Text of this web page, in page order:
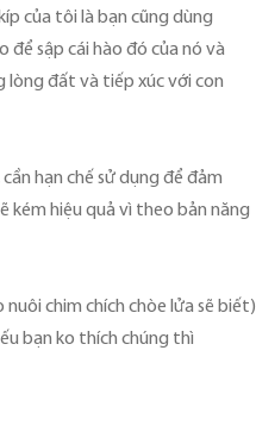
của tôi là bạn cũng dùng
sập cái hào đó của nó và
lòng đất và tiếp xúc với con
hạn chế sử dụng để đảm
kém hiệu quả vì theo bản năng
nuôi chim chích chòe lửa sẽ biết)
bạn ko thích chúng thì